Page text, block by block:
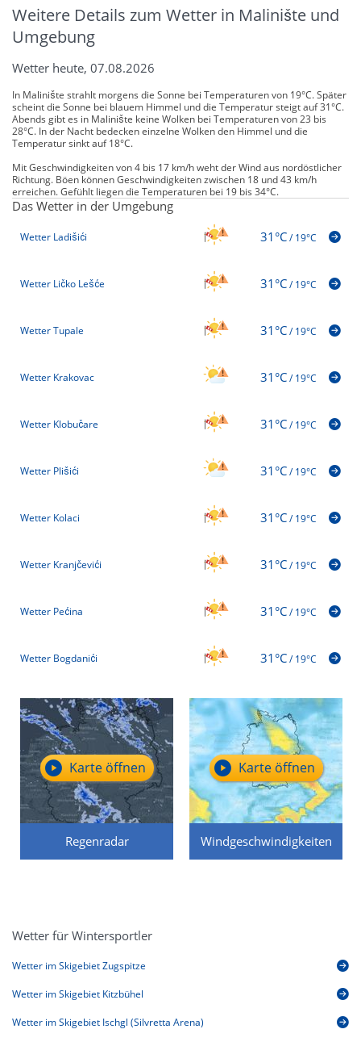
Weitere Details zum Wetter in Malinište und
Umgebung
Wetter heute, 07.08.2026
In Malinište strahlt morgens die Sonne bei Temperaturen von 19°C. Später
scheint die Sonne bei blauem Himmel und die Temperatur steigt auf 31°C.
Abends gibt es in Malinište keine Wolken bei Temperaturen von 23 bis
28°C. In der Nacht bedecken einzelne Wolken den Himmel und die
Temperatur sinkt auf 18°C.
Mit Geschwindigkeiten von 4 bis 17 km/h weht der Wind aus nordöstlicher
Richtung. Böen können Geschwindigkeiten zwischen 18 und 43 km/h
erreichen. Gefühlt liegen die Temperaturen bei 19 bis 34°C.
Das Wetter in der Umgebung
Wetter Ladišići 31°C/19°C
Wetter Ličko Lešće 31°C/19°C
Wetter Tupale 31°C/19°C
Wetter Krakovac 31°C/19°C
Wetter Klobučare 31°C/19°C
Wetter Plišići 31°C/19°C
Wetter Kolaci 31°C/19°C
Wetter Kranjčevići 31°C/19°C
Wetter Pećina 31°C/19°C
Wetter Bogdanići 31°C/19°C
Regenradar
Karte öffnen
Windgeschwindigkeiten
Karte öffnen
Wetter für Wintersportler
Wetter im Skigebiet Zugspitze
Wetter im Skigebiet Kitzbühel
Wetter im Skigebiet Ischgl (Silvretta Arena)